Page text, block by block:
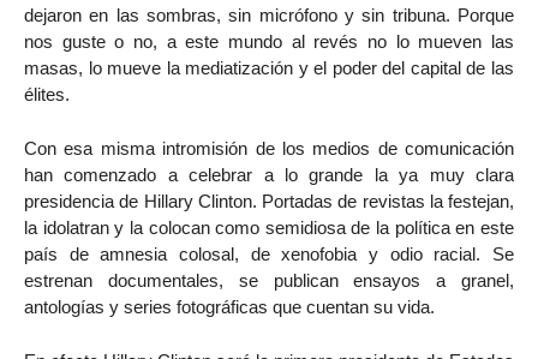
dejaron en las sombras, sin micrófono y sin tribuna. Porque
nos guste o no, a este mundo al revés no lo mueven las
masas, lo mueve la mediatización y el poder del capital de las
élites.
Con esa misma intromisión de los medios de comunicación
han comenzado a celebrar a lo grande la ya muy clara
presidencia de Hillary Clinton. Portadas de revistas la festejan,
la idolatran y la colocan como semidiosa de la política en este
país de amnesia colosal, de xenofobia y odio racial. Se
estrenan documentales, se publican ensayos a granel,
antologías y series fotográficas que cuentan su vida.